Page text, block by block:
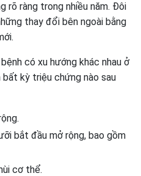
rõ ràng trong nhiều năm. Đôi
thay đổi bên ngoài bằng
có xu hướng khác nhau ở
kỳ triệu chứng nào sau
bắt đầu mở rộng, bao gồm
cơ thể.